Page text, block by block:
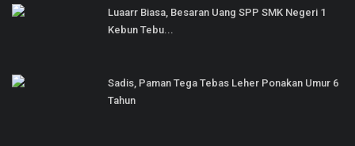
Luaarr Biasa, Besaran Uang SPP SMK Negeri 1
Kebun Tebu...
Sadis, Paman Tega Tebas Leher Ponakan Umur 6
Tahun